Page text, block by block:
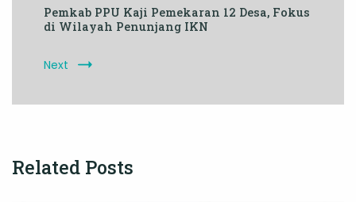
Pemkab PPU Kaji Pemekaran 12 Desa, Fokus
di Wilayah Penunjang IKN
Next
Related Posts